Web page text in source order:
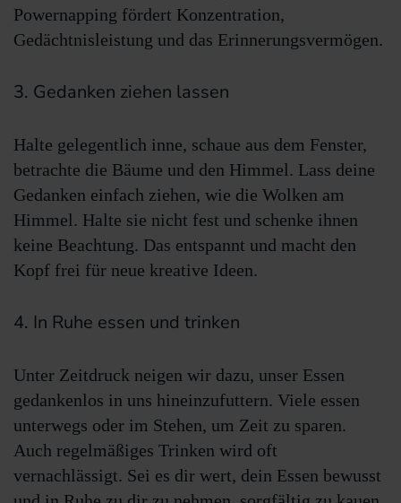
Powernapping fördert Konzentration,
Gedächtnisleistung und das Erinnerungsvermögen.
3. Gedanken ziehen lassen
Halte gelegentlich inne, schaue aus dem Fenster,
betrachte die Bäume und den Himmel. Lass deine
Gedanken einfach ziehen, wie die Wolken am
Himmel. Halte sie nicht fest und schenke ihnen
keine Beachtung. Das entspannt und macht den
Kopf frei für neue kreative Ideen.
4. In Ruhe essen und trinken
Unter Zeitdruck neigen wir dazu, unser Essen
gedankenlos in uns hineinzufuttern. Viele essen
unterwegs oder im Stehen, um Zeit zu sparen.
Auch regelmäßiges Trinken wird oft
vernachlässigt. Sei es dir wert, dein Essen bewusst